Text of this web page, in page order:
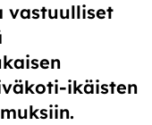
vastuulliset
ikäisten